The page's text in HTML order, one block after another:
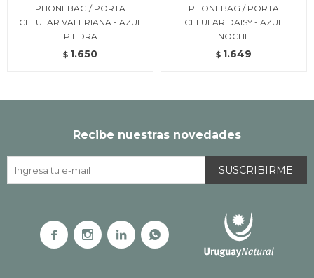
PHONEBAG / PORTA
CELULAR VALERIANA - AZUL
PIEDRA
$ 1.650
PHONEBAG / PORTA
CELULAR DAISY - AZUL
NOCHE
$ 1.649
Recibe nuestras novedades
SUSCRIBIRME
   